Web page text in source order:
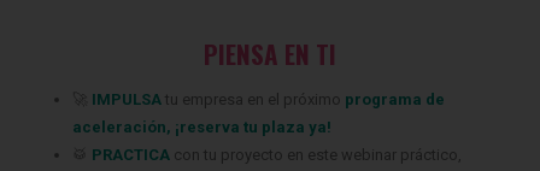
PIENSA EN TI
‍🚀 IMPULSA tu empresa en el próximo programa de
aceleración, ¡reserva tu plaza ya!
PRACTICA con tu proyecto en este webinar práctico,